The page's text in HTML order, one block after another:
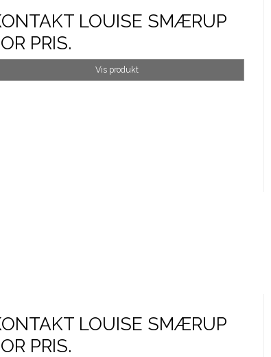
LOUISE SMÆRUP
PRIS.
Vis produkt
LOUISE SMÆRUP
PRIS.